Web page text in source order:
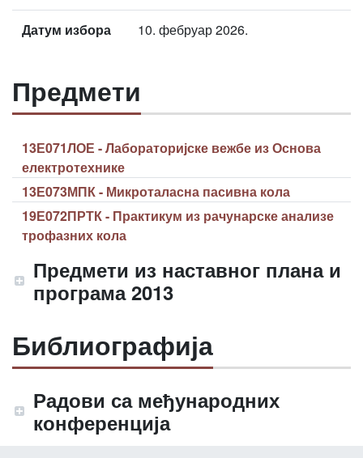
Датум избора 10. фебруар 2026.
Предмети
13Е071ЛОЕ - Лабораторијске вежбе из Основа
електротехнике
13Е073МПК - Микроталасна пасивна кола
19Е072ПРТК - Практикум из рачунарске анализе
трофазних кола
Предмети из наставног плана и
програма 2013
Библиографија
Радови са међународних
конференција